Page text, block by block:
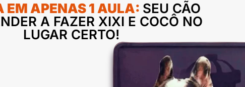
EM APENAS 1 AULA: SEU CÃO
A FAZER XIXI E COCÔ NO
LUGAR CERTO!